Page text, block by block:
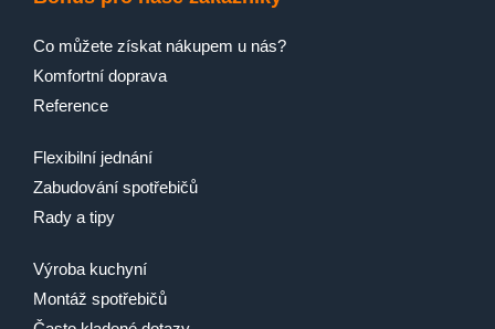
Co můžete získat nákupem u nás?
Komfortní doprava
Reference
Flexibilní jednání
Zabudování spotřebičů
Rady a tipy
Výroba kuchyní
Montáž spotřebičů